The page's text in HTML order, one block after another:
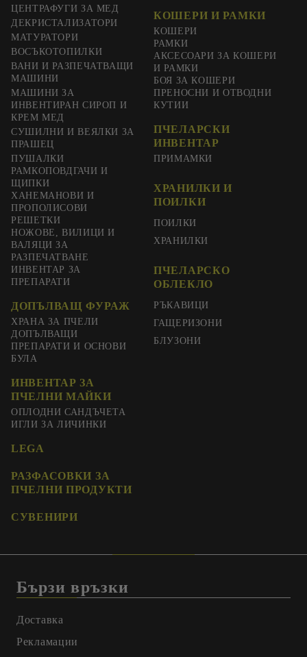
ЦЕНТРАФУГИ ЗА МЕД
ДЕКРИСТАЛИЗАТОРИ
МАТУРАТОРИ
ВОСЪКОТОПИЛКИ
ВАНИ И РАЗПЕЧАТВАЩИ
МАШИНИ
МАШИНИ ЗА
ИНВЕНТИРАН СИРОП И
КРЕМ МЕД
СУШИЛНИ И ВЕЯЛКИ ЗА
ПРАШЕЦ
КОШЕРИ И РАМКИ
КОШЕРИ
РАМКИ
АКСЕСОАРИ ЗА КОШЕРИ
И РАМКИ
БОЯ ЗА КОШЕРИ
ПРЕНОСНИ И ОТВОДНИ
КУТИИ
ПЧЕЛАРСКИ
ИНВЕНТАР
ПУШАЛКИ
РАМКОПОВДГАЧИ И
ЩИПКИ
ХАНЕМАНОВИ И
ПРОПОЛИСОВИ
РЕШЕТКИ
НОЖОВЕ, ВИЛИЦИ И
ВАЛЯЦИ ЗА
РАЗПЕЧАТВАНЕ
ИНВЕНТАР ЗА
ПРЕПАРАТИ
ДОПЪЛВАЩ ФУРАЖ
ХРАНА ЗА ПЧЕЛИ
ДОПЪЛВАЩИ
ПРЕПАРАТИ И ОСНОВИ
ПРИМАМКИ
ХРАНИЛКИ И
ПОИЛКИ
ПОИЛКИ
ХРАНИЛКИ
ПЧЕЛАРСКО
ОБЛЕКЛО
РЪКАВИЦИ
ГАЩЕРИЗОНИ
БЛУЗОНИ
БУЛА
ИНВЕНТАР ЗА
ПЧЕЛНИ МАЙКИ
ОПЛОДНИ САНДЪЧЕТА
ИГЛИ ЗА ЛИЧИНКИ
LEGA
РАЗФАСОВКИ ЗА
ПЧЕЛНИ ПРОДУКТИ
СУВЕНИРИ
Бързи връзки
Доставка
Рекламации